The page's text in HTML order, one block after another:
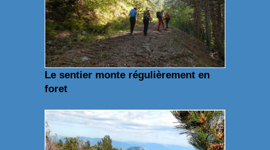
Le sentier monte régulièrement en
foret